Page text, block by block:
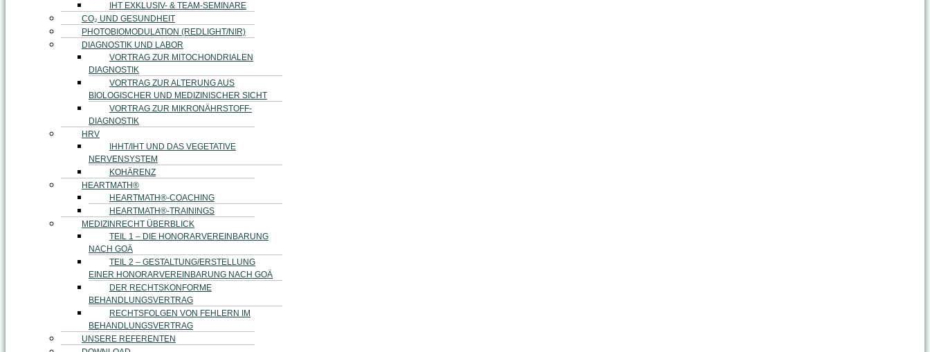
IHT EXKLUSIV- & TEAM-SEMINARE
CO₂ UND GESUNDHEIT
PHOTOBIOMODULATION (REDLIGHT/NIR)
DIAGNOSTIK UND LABOR
VORTRAG ZUR MITOCHONDRIALEN
DIAGNOSTIK
VORTRAG ZUR ALTERUNG AUS
BIOLOGISCHER UND MEDIZINISCHER SICHT
VORTRAG ZUR MIKRONÄHRSTOFF-
DIAGNOSTIK
HRV
IHHT/IHT UND DAS VEGETATIVE
NERVENSYSTEM
KOHÄRENZ
HEARTMATH®
HEARTMATH®-COACHING
HEARTMATH®-TRAININGS
MEDIZINRECHT ÜBERBLICK
TEIL 1 – DIE HONORARVEREINBARUNG
NACH GOÄ
TEIL 2 – GESTALTUNG/ERSTELLUNG
EINER HONORARVEREINBARUNG NACH GOÄ
DER RECHTSKONFORME
BEHANDLUNGSVERTRAG
RECHTSFOLGEN VON FEHLERN IM
BEHANDLUNGSVERTRAG
UNSERE REFERENTEN